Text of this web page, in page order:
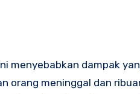
menyebabkan dampak
orang meninggal dan